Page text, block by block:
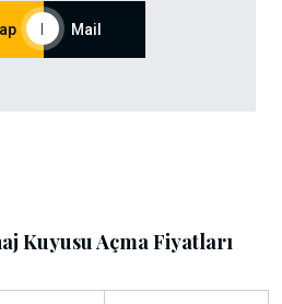
Mail
Kuyusu Açma Fiyatları